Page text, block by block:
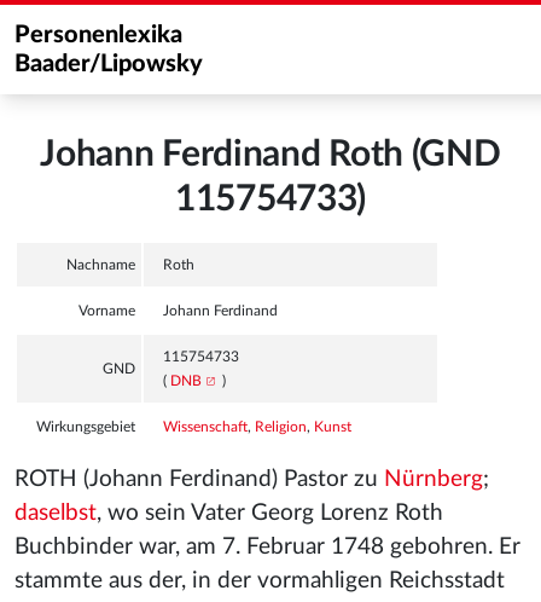
Personenlexika
Baader/Lipowsky
Johann Ferdinand Roth (GND
115754733)
Nachname Roth
Vorname Johann Ferdinand
GND
115754733
( DNB )
Wirkungsgebiet Wissenschaft, Religion, Kunst
ROTH (Johann Ferdinand) Pastor zu Nürnberg;
daselbst, wo sein Vater Georg Lorenz Roth
Buchbinder war, am 7. Februar 1748 gebohren. Er
stammte aus der, in der vormahligen Reichsstadt